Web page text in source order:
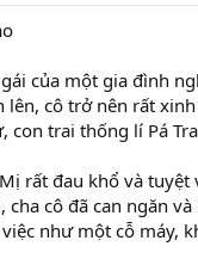
của một gia đình
lên, cô trở nên rất
con trai thống lí Pá
rất đau khổ và
cha cô đã can ngăn
như một cỗ máy,